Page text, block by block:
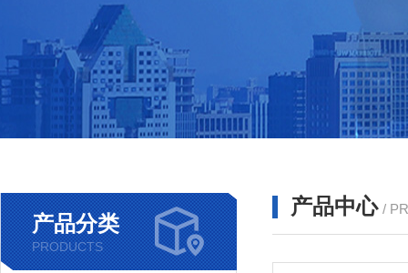
产品分类
PRODUCTS
产品中心 /